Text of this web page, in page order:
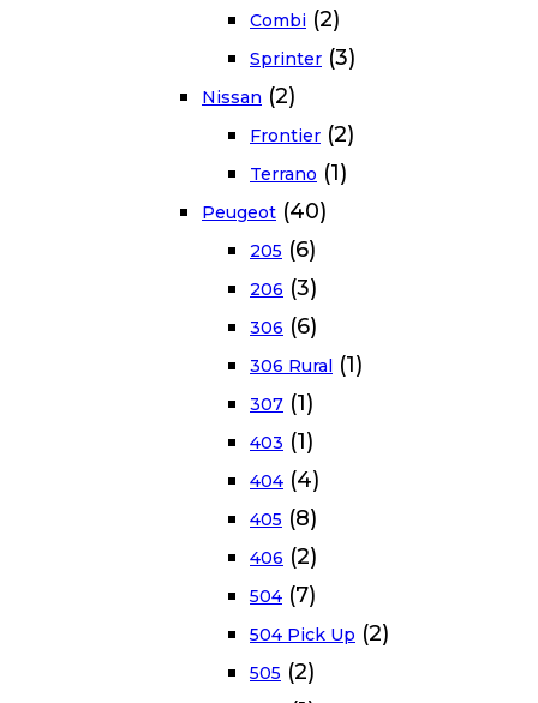
Combi (2)
Sprinter (3)
Nissan (2)
Frontier (2)
Terrano (1)
Peugeot (40)
205 (6)
206 (3)
306 (6)
306 Rural (1)
307 (1)
403 (1)
404 (4)
405 (8)
406 (2)
504 (7)
504 Pick Up (2)
505 (2)